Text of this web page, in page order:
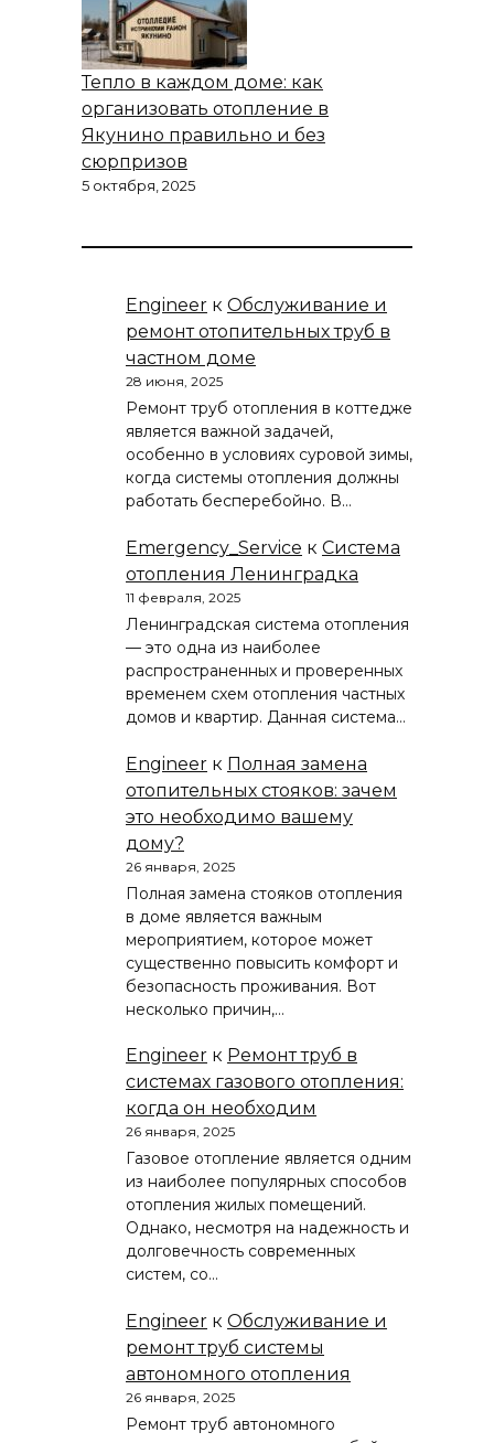
Тепло в каждом доме: как
организовать отопление в
Якунино правильно и без
сюрпризов
5 октября, 2025
Engineer к Обслуживание и
ремонт отопительных труб в
частном доме
28 июня, 2025
Ремонт труб отопления в коттедже
является важной задачей,
особенно в условиях суровой зимы,
когда системы отопления должны
работать бесперебойно. В…
Emergency_Service к Система
отопления Ленинградка
11 февраля, 2025
Ленинградская система отопления
— это одна из наиболее
распространенных и проверенных
временем схем отопления частных
домов и квартир. Данная система…
Engineer к Полная замена
отопительных стояков: зачем
это необходимо вашему
дому?
26 января, 2025
Полная замена стояков отопления
в доме является важным
мероприятием, которое может
существенно повысить комфорт и
безопасность проживания. Вот
несколько причин,…
Engineer к Ремонт труб в
системах газового отопления:
когда он необходим
26 января, 2025
Газовое отопление является одним
из наиболее популярных способов
отопления жилых помещений.
Однако, несмотря на надежность и
долговечность современных
систем, со…
Engineer к Обслуживание и
ремонт труб системы
автономного отопления
26 января, 2025
Ремонт труб автономного